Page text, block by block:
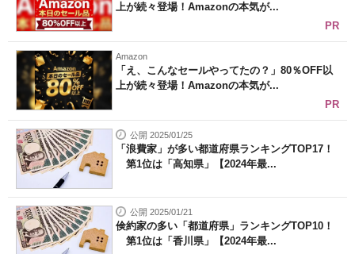
上が続々登場！Amazonの本気が...
PR
Amazon
「え、こんなセールやってたの？」80％OFF以
上が続々登場！Amazonの本気が...
PR
公開 2025/01/25
「浪費家」が多い都道府県ランキングTOP17！
第1位は「高知県」【2024年最...
公開 2025/01/21
倹約家の多い「都道府県」ランキングTOP10！
第1位は「香川県」【2024年最...